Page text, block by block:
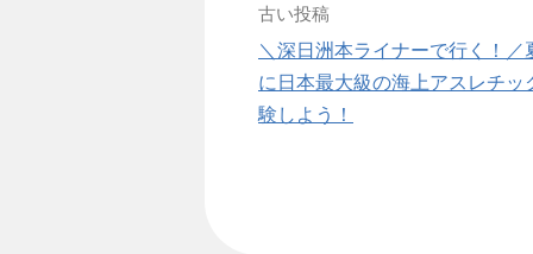
投
稿
ナ
古い投稿
＼深日洲本ライナーで行く！／
に日本最大級の海上アスレチッ
験しよう！